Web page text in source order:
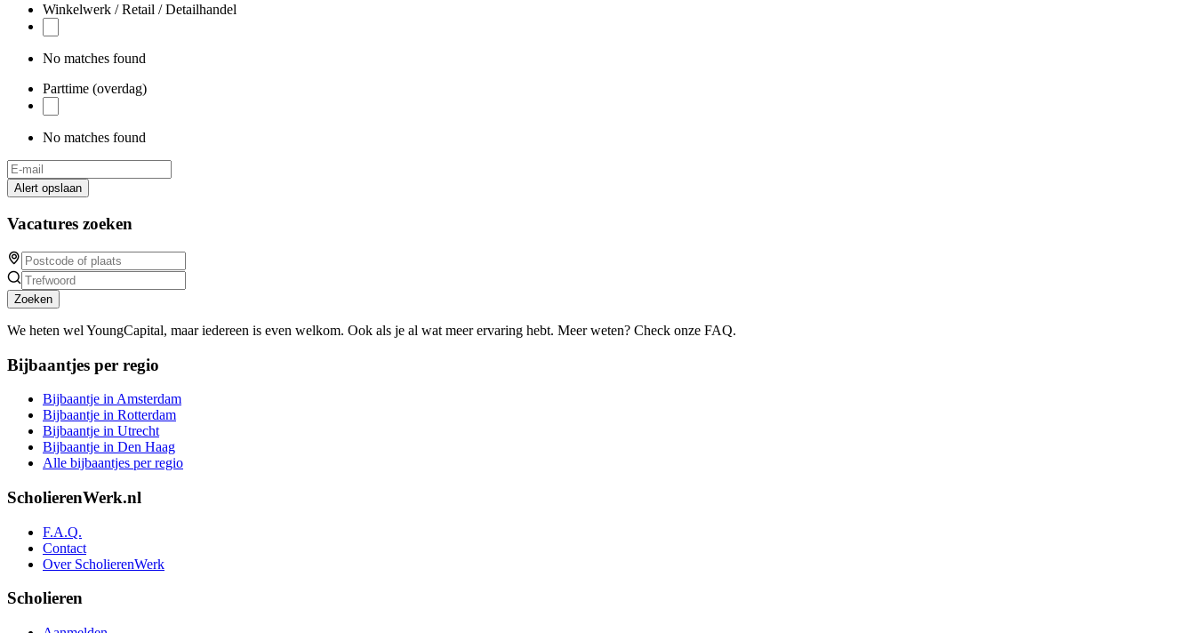
Winkelwerk / Retail / Detailhandel
No matches found
Parttime (overdag)
No matches found
Alert opslaan
Vacatures zoeken
Zoeken
We heten wel YoungCapital, maar iedereen is even welkom. Ook als je al wat meer ervaring hebt. Meer weten? Check onze FAQ.
Bijbaantjes per regio
Bijbaantje in Amsterdam
Bijbaantje in Rotterdam
Bijbaantje in Utrecht
Bijbaantje in Den Haag
Alle bijbaantjes per regio
ScholierenWerk.nl
F.A.Q.
Contact
Over ScholierenWerk
Scholieren